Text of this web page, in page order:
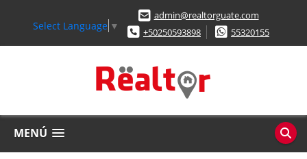
Select Language ▼
admin@realtorguate.com
+50250593898
55320155
MENÚ